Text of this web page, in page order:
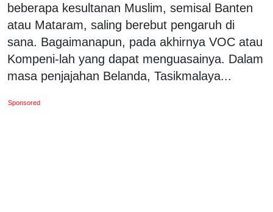
beberapa kesultanan Muslim, semisal Banten
atau Mataram, saling berebut pengaruh di
sana. Bagaimanapun, pada akhirnya VOC atau
Kompeni-lah yang dapat menguasainya. Dalam
masa penjajahan Belanda, Tasikmalaya...
Sponsored